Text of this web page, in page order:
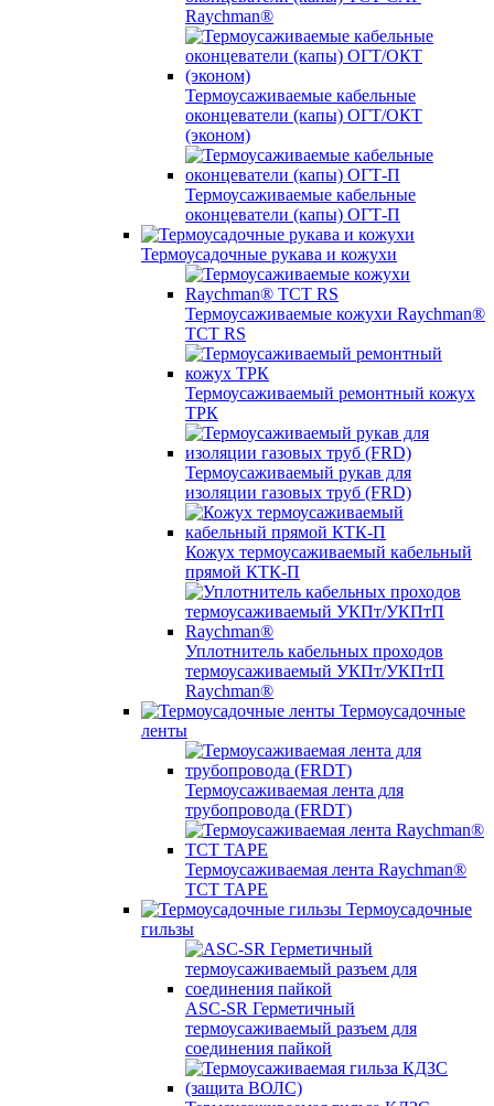
Raychman®
Термоусаживаемые кабельные
оконцеватели (капы) ОГТ/ОКТ
(эконом)
Термоусаживаемые кабельные
оконцеватели (капы) ОГТ-П
Термоусадочные рукава и кожухи
Термоусаживаемые кожухи Raychman®
TCT RS
Термоусаживаемый ремонтный кожух
ТРК
Термоусаживаемый рукав для
изоляции газовых труб (FRD)
Кожух термоусаживаемый кабельный
прямой КТК-П
Уплотнитель кабельных проходов
термоусаживаемый УКПт/УКПтП
Raychman®
Термоусадочные
ленты
Термоусаживаемая лента для
трубопровода (FRDT)
Термоусаживаемая лента Raychman®
TCT TAPE
Термоусадочные
гильзы
ASC‐SR Герметичный
термоусаживаемый разъем для
соединения пайкой